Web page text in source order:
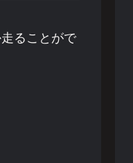
ることがで